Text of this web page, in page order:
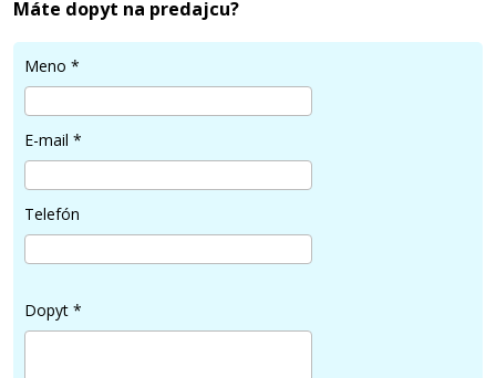
Máte dopyt na predajcu?
Meno *
E-mail *
Telefón
Dopyt *